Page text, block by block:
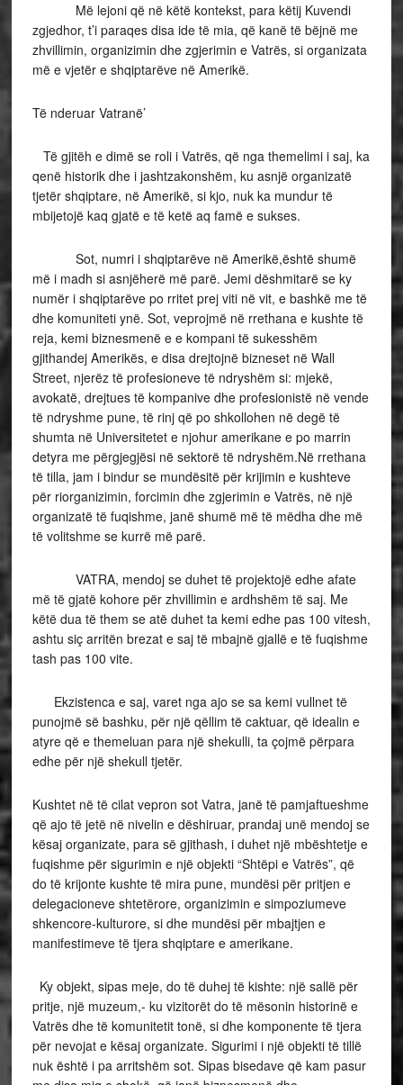
Më lejoni që në këtë kontekst, para këtij Kuvendi
zgjedhor, t’i paraqes disa ide të mia, që kanë të bëjnë me
zhvillimin, organizimin dhe zgjerimin e Vatrës, si organizata
më e vjetër e shqiptarëve në Amerikë.
Të nderuar Vatranë’
Të gjitëh e dimë se roli i Vatrës, që nga themelimi i saj, ka
qenë historik dhe i jashtzakonshëm, ku asnjë organizatë
tjetër shqiptare, në Amerikë, si kjo, nuk ka mundur të
mbijetojë kaq gjatë e të ketë aq famë e sukses.
Sot, numri i shqiptarëve në Amerikë,është shumë
më i madh si asnjëherë më parë. Jemi dëshmitarë se ky
numër i shqiptarëve po rritet prej viti në vit, e bashkë me të
dhe komuniteti ynë. Sot, veprojmë në rrethana e kushte të
reja, kemi biznesmenë e e kompani të sukesshëm
gjithandej Amerikës, e disa drejtojnë bizneset në Wall
Street, njerëz të profesioneve të ndryshëm si: mjekë,
avokatë, drejtues të kompanive dhe profesionistë në vende
të ndryshme pune, të rinj që po shkollohen në degë të
shumta në Universitetet e njohur amerikane e po marrin
detyra me përgjegjësi në sektorë të ndryshëm.Në rrethana
të tilla, jam i bindur se mundësitë për krijimin e kushteve
për riorganizimin, forcimin dhe zgjerimin e Vatrës, në një
organizatë të fuqishme, janë shumë më të mëdha dhe më
të volitshme se kurrë më parë.
VATRA, mendoj se duhet të projektojë edhe afate
më të gjatë kohore për zhvillimin e ardhshëm të saj. Me
këtë dua të them se atë duhet ta kemi edhe pas 100 vitesh,
ashtu siç arritën brezat e saj të mbajnë gjallë e të fuqishme
tash pas 100 vite.
Ekzistenca e saj, varet nga ajo se sa kemi vullnet të
punojmë së bashku, për një qëllim të caktuar, që idealin e
atyre që e themeluan para një shekulli, ta çojmë përpara
edhe për një shekull tjetër.
Kushtet në të cilat vepron sot Vatra, janë të pamjaftueshme
që ajo të jetë në nivelin e dëshiruar, prandaj unë mendoj se
kësaj organizate, para së gjithash, i duhet një mbështetje e
fuqishme për sigurimin e një objekti “Shtëpi e Vatrës”, që
do të krijonte kushte të mira pune, mundësi për pritjen e
delegacioneve shtetërore, organizimin e simpoziumeve
shkencore-kulturore, si dhe mundësi për mbajtjen e
manifestimeve të tjera shqiptare e amerikane.
Ky objekt, sipas meje, do të duhej të kishte: një sallë për
pritje, një muzeum,- ku vizitorët do të mësonin historinë e
Vatrës dhe të komunitetit tonë, si dhe komponente të tjera
për nevojat e kësaj organizate. Sigurimi i një objekti të tillë
nuk është i pa arritshëm sot. Sipas bisedave që kam pasur